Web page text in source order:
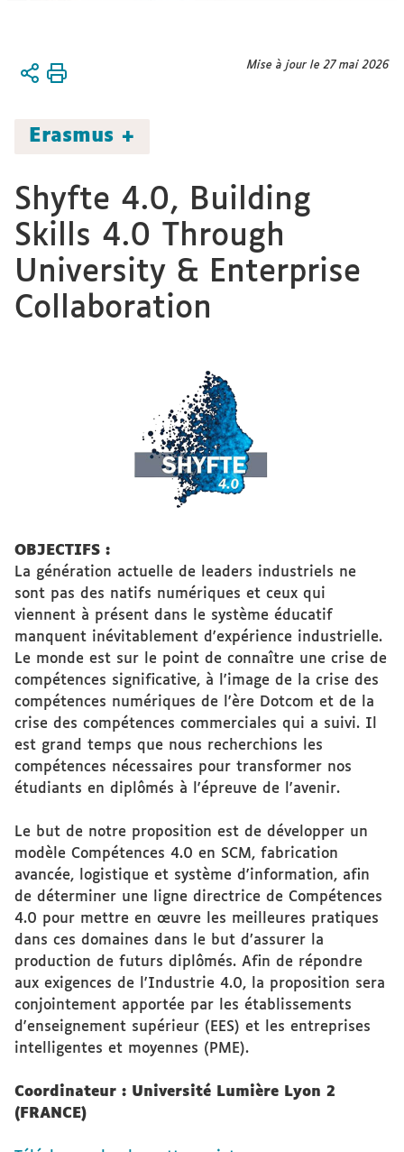
Vous
Accueil
Les
Mise à jour le 27 mai 2026
Erasmus +
Shyfte 4.0, Building
Skills 4.0 Through
University & Enterprise
Collaboration
OBJECTIFS :
La génération actuelle de leaders industriels ne
sont pas des natifs numériques et ceux qui
viennent à présent dans le système éducatif
manquent inévitablement d'expérience industrielle.
Le monde est sur le point de connaître une crise de
compétences significative, à l'image de la crise des
compétences numériques de l'ère Dotcom et de la
crise des compétences commerciales qui a suivi. Il
est grand temps que nous recherchions les
compétences nécessaires pour transformer nos
étudiants en diplômés à l'épreuve de l'avenir.
Le but de notre proposition est de développer un
modèle Compétences 4.0 en SCM, fabrication
avancée, logistique et système d'information, afin
de déterminer une ligne directrice de Compétences
4.0 pour mettre en œuvre les meilleures pratiques
dans ces domaines dans le but d’assurer la
production de futurs diplômés. Afin de répondre
aux exigences de l'Industrie 4.0, la proposition sera
conjointement apportée par les établissements
d'enseignement supérieur (EES) et les entreprises
intelligentes et moyennes (PME).
Coordinateur : Université Lumière Lyon 2
(FRANCE)